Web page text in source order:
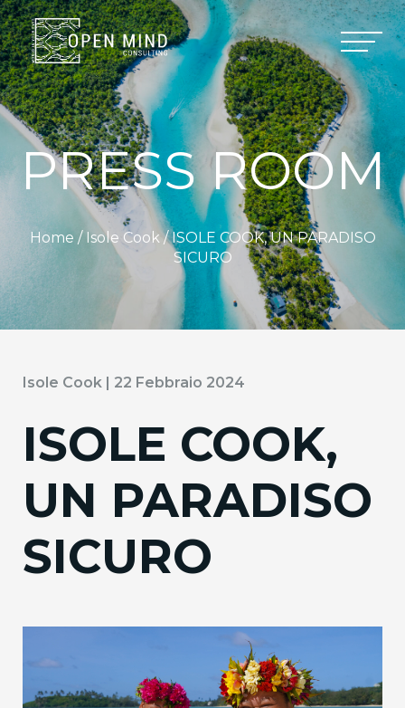
PRESS ROOM
Home / Isole Cook/ ISOLE COOK, UN PARADISO
SICURO
Isole Cook | 22 Febbraio 2024
ISOLE COOK,
UN PARADISO
SICURO